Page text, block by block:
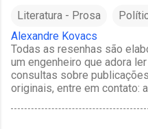
Literatura - Prosa
Alexandre Kovacs
Todas as resenhas são
um engenheiro que adora
consultas sobre
originais, entre em contato: